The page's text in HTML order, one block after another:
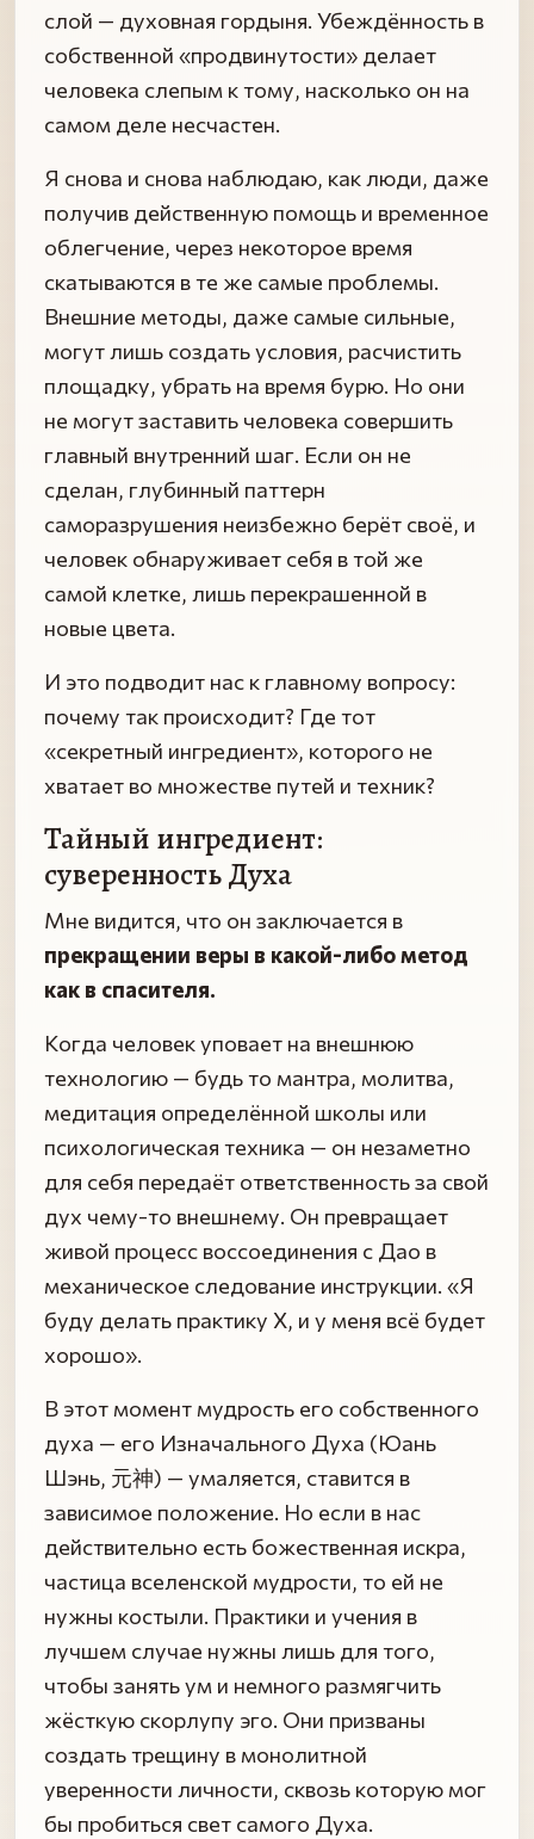
слой — духовная гордыня. Убеждённость в
собственной «продвинутости» делает
человека слепым к тому, насколько он на
самом деле несчастен.
Я снова и снова наблюдаю, как люди, даже
получив действенную помощь и временное
облегчение, через некоторое время
скатываются в те же самые проблемы.
Внешние методы, даже самые сильные,
могут лишь создать условия, расчистить
площадку, убрать на время бурю. Но они
не могут заставить человека совершить
главный внутренний шаг. Если он не
сделан, глубинный паттерн
саморазрушения неизбежно берёт своё, и
человек обнаруживает себя в той же
самой клетке, лишь перекрашенной в
новые цвета.
И это подводит нас к главному вопросу:
почему так происходит? Где тот
«секретный ингредиент», которого не
хватает во множестве путей и техник?
Тайный ингредиент:
суверенность Духа
Мне видится, что он заключается в
прекращении веры в какой-либо метод
как в спасителя.
Когда человек уповает на внешнюю
технологию — будь то мантра, молитва,
медитация определённой школы или
психологическая техника — он незаметно
для себя передаёт ответственность за свой
дух чему-то внешнему. Он превращает
живой процесс воссоединения с Дао в
механическое следование инструкции. «Я
буду делать практику X, и у меня всё будет
хорошо».
В этот момент мудрость его собственного
духа — его Изначального Духа (Юань
Шэнь, 元神) — умаляется, ставится в
зависимое положение. Но если в нас
действительно есть божественная искра,
частица вселенской мудрости, то ей не
нужны костыли. Практики и учения в
лучшем случае нужны лишь для того,
чтобы занять ум и немного размягчить
жёсткую скорлупу эго. Они призваны
создать трещину в монолитной
уверенности личности, сквозь которую мог
бы пробиться свет самого Духа.